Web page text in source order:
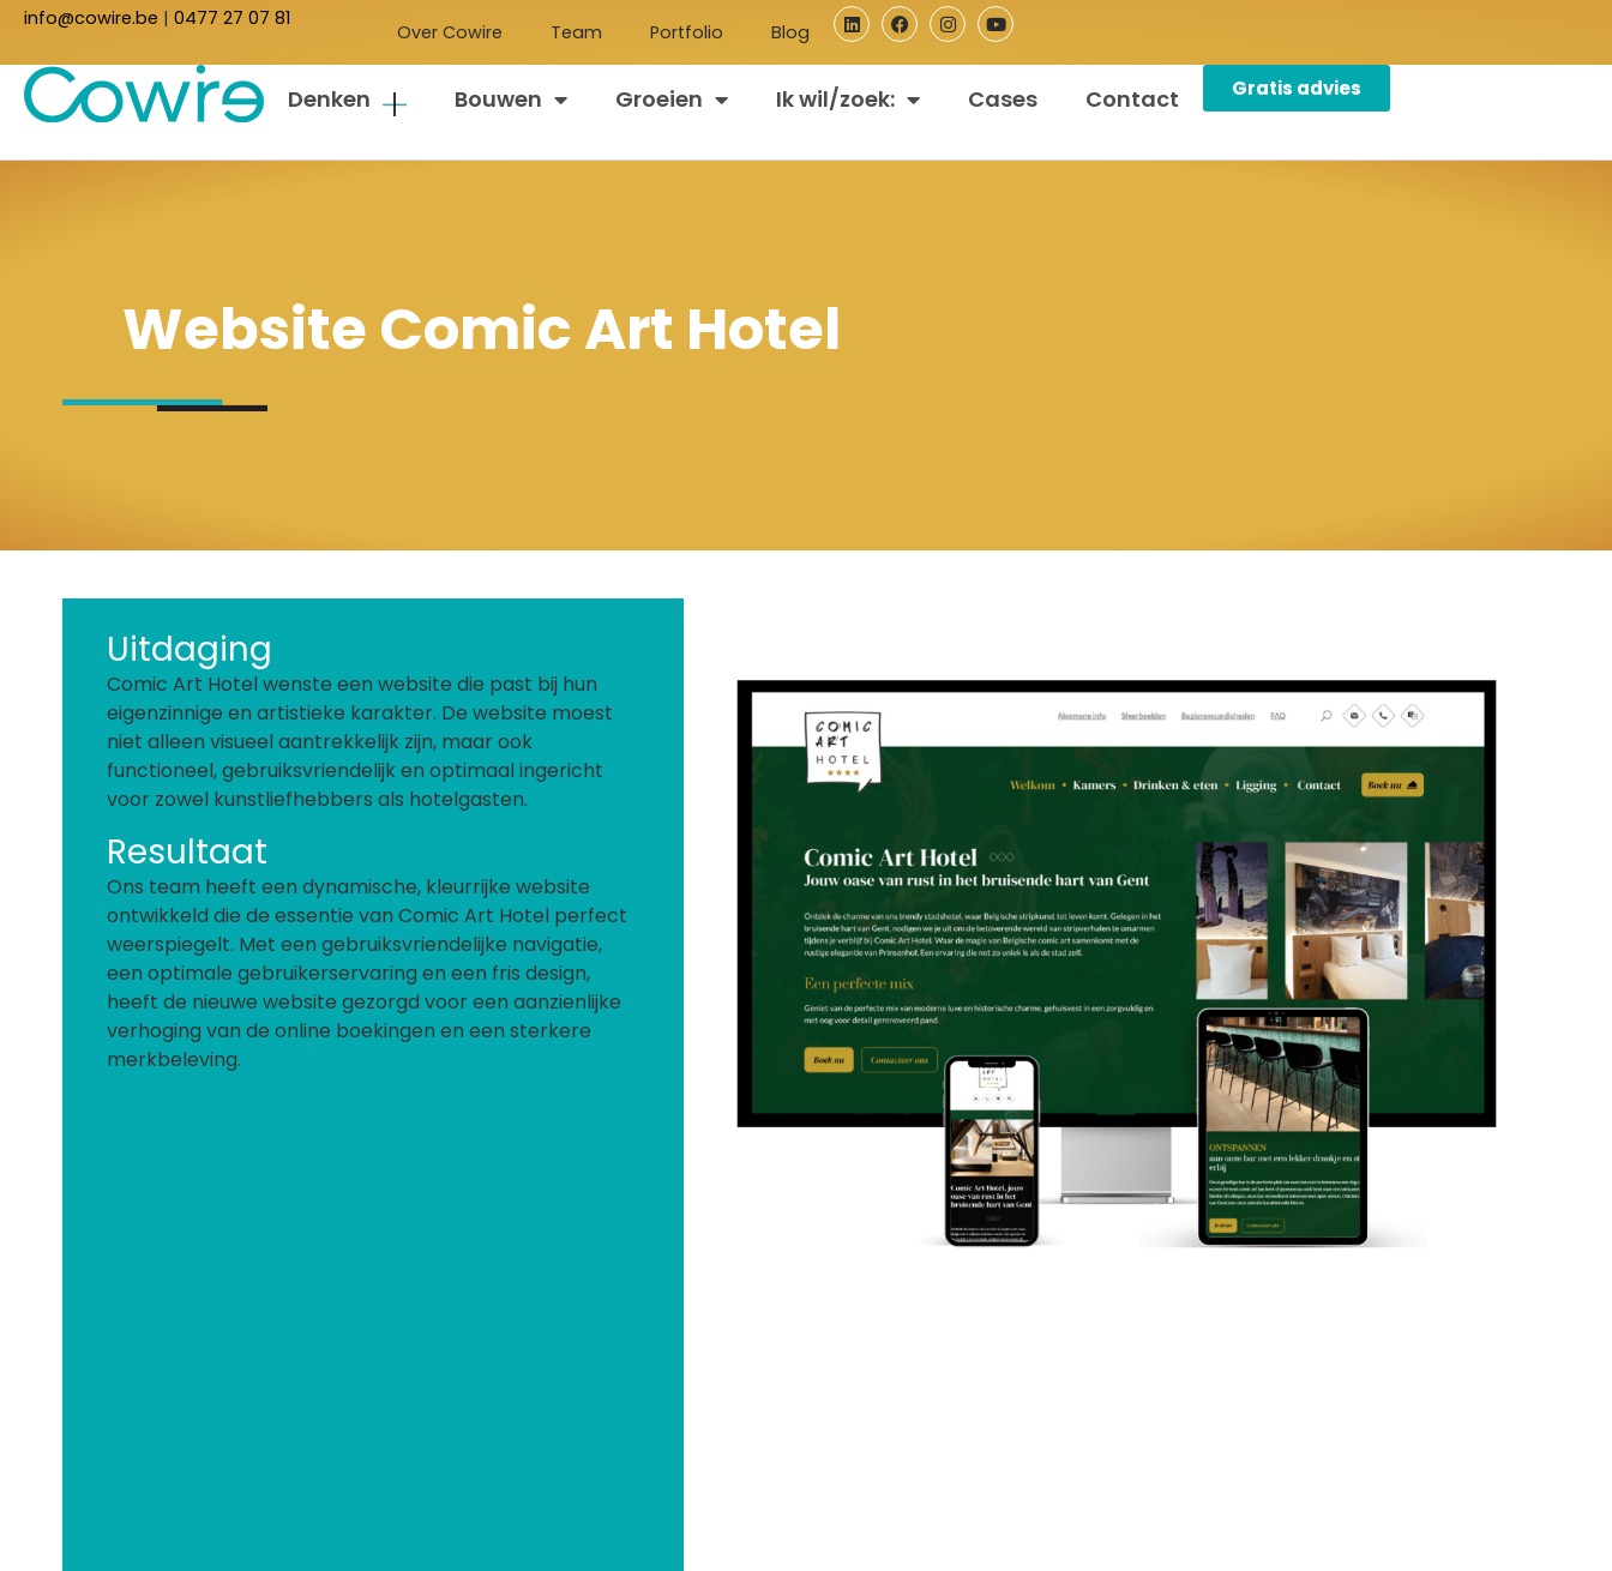
info@cowire.be | 0477 27 07 81
Over Cowire Team Portfolio Blog
Denken Bouwen Groeien Ik wil/zoek: Cases Contact Gratis advies
Website Comic Art Hotel
Uitdaging
Comic Art Hotel wenste een website die past bij hun
eigenzinnige en artistieke karakter. De website moest
niet alleen visueel aantrekkelijk zijn, maar ook
functioneel, gebruiksvriendelijk en optimaal ingericht
voor zowel kunstliefhebbers als hotelgasten.
Resultaat
Ons team heeft een dynamische, kleurrijke website
ontwikkeld die de essentie van Comic Art Hotel perfect
weerspiegelt. Met een gebruiksvriendelijke navigatie,
een optimale gebruikerservaring en een fris design,
heeft de nieuwe website gezorgd voor een aanzienlijke
verhoging van de online boekingen en een sterkere
merkbeleving.